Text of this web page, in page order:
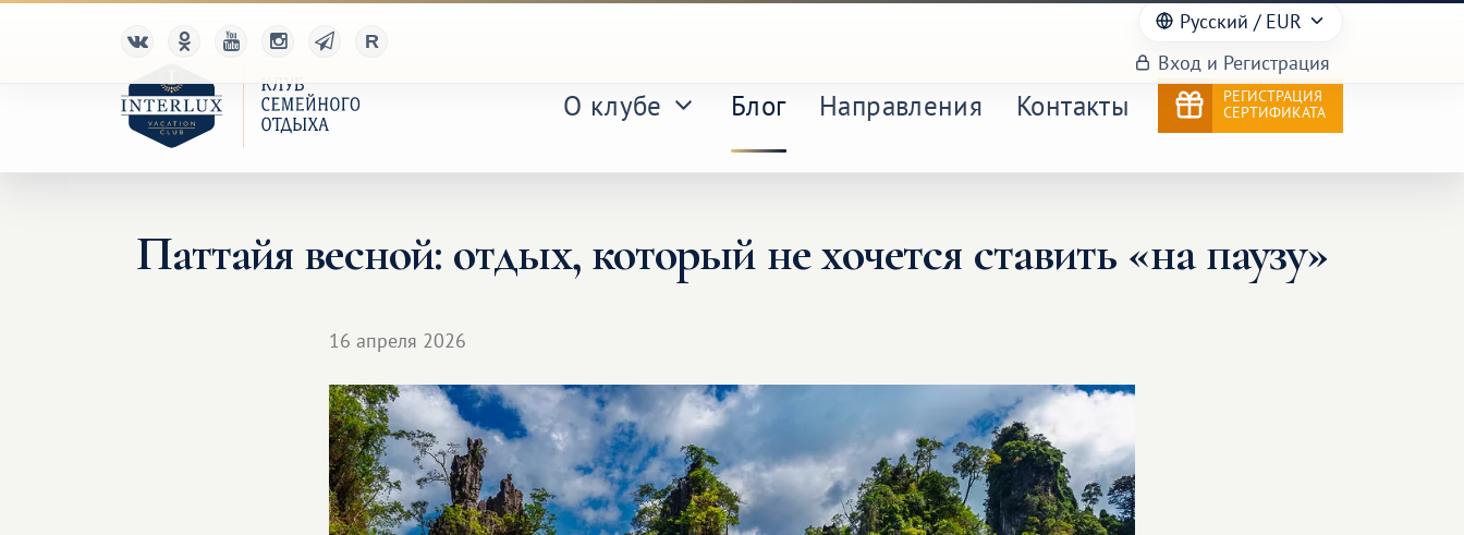
Русский / EUR
Вход и Регистрация
О клубе Блог Направления Контакты
РЕГИСТРАЦИЯ
СЕРТИФИКАТА
Паттайя весной: отдых, который не хочется ставить «на паузу»
16 апреля 2026